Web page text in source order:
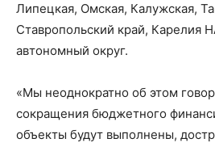
Липецкая, Омская, Калужская,
Ставропольский край, Карелия
автономный округ.
«Мы неоднократно об этом
сокращения бюджетного
объекты будут выполнены,